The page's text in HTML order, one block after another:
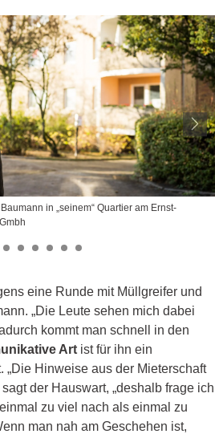
in „seinem“ Quartier am Ernst-
eine Runde mit Müllgreifer und
„Die Leute sehen mich dabei
kommt man schnell in den
Art ist für ihn ein
„Die Hinweise aus der Mieterschaft
der Hauswart, „deshalb frage ich
zu viel nach als einmal zu
man nah am Geschehen ist,